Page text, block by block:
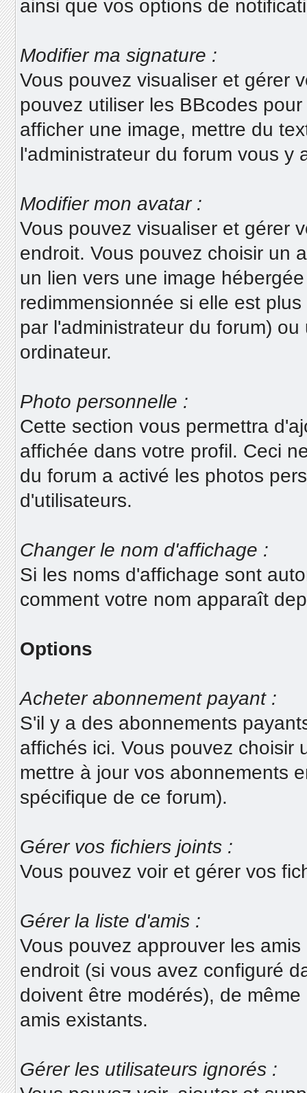
ainsi que vos options de
Modifier ma signature :
Vous pouvez visualiser et gérer
pouvez utiliser les BBcodes
afficher une image, mettre du
l'administrateur du forum vous y
Modifier mon avatar :
Vous pouvez visualiser et gérer
endroit. Vous pouvez choisir un
un lien vers une image
redimmensionnée si elle est
par l'administrateur du forum)
ordinateur.
Photo personnelle :
Cette section vous permettra
affichée dans votre profil. Ceci
du forum a activé les photos
d'utilisateurs.
Changer le nom d'affichage :
Si les noms d'affichage sont
comment votre nom apparaît
Options
Acheter abonnement payant :
S'il y a des abonnements
affichés ici. Vous pouvez choisir
mettre à jour vos abonnements
spécifique de ce forum).
Gérer vos fichiers joints :
Vous pouvez voir et gérer vos
Gérer la liste d'amis :
Vous pouvez approuver les
endroit (si vous avez configuré
doivent être modérés), de
amis existants.
Gérer les utilisateurs ignorés :